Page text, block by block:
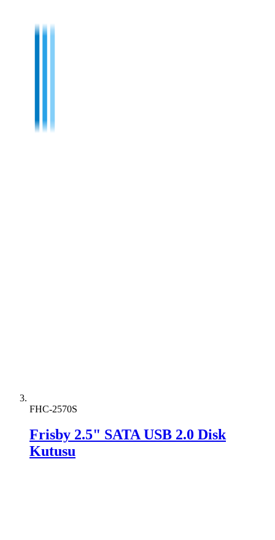
FHC-2570S
Frisby 2.5" SATA USB 2.0 Disk
Kutusu